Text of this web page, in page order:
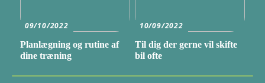
09/10/2022
Planlægning og rutine af
dine træning
10/09/2022
Til dig der gerne vil skifte
bil ofte